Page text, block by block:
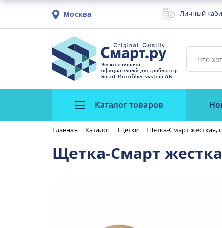
Москва Личный
Каталог товаров
Главная Каталог Щетки Щетка-Смарт жесткая,
Щетка-Смарт